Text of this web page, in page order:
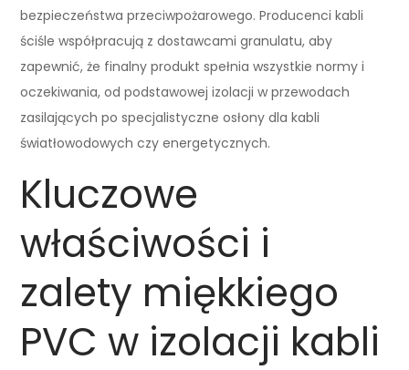
bezpieczeństwa przeciwpożarowego. Producenci kabli
ściśle współpracują z dostawcami granulatu, aby
zapewnić, że finalny produkt spełnia wszystkie normy i
oczekiwania, od podstawowej izolacji w przewodach
zasilających po specjalistyczne osłony dla kabli
światłowodowych czy energetycznych.
Kluczowe
właściwości i
zalety miękkiego
PVC w izolacji kabli